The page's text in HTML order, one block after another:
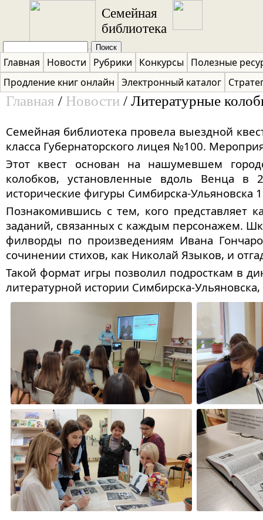
Перейти к основному содержанию
Форма поиска
Поиск
Семейная
библиотека
Главная Новости Рубрики Конкурсы Полезные
Продление книг онлайн Электронный каталог
Главная / Новости / Литературные
Семейная библиотека провела выездной
класса Губернаторского лицея №100.
Этот квест основан на нашумевшем
колобков, установленные вдоль Венца в
исторические фигуры Симбирска-Ульяновска
Познакомившись с тем, кого представляет
заданий, связанных с каждым персонажем.
филворды по произведениям Ивана
сочинении стихов, как Николай Языков, и
Такой формат игры позволил подросткам в
литературной истории Симбирска-